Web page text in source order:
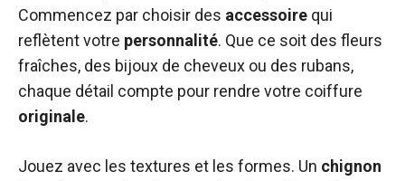
Commencez par choisir des accessoire qui
reflètent votre personnalité. Que ce soit des fleurs
fraîches, des bijoux de cheveux ou des rubans,
chaque détail compte pour rendre votre coiffure
originale.
Jouez avec les textures et les formes. Un chignon